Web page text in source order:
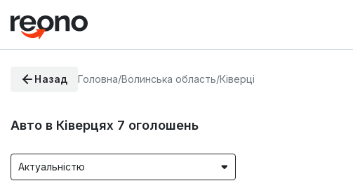
Назад Головна/Волинська область/Ківерці
Авто в Ківерцях 7 оголошень
Актуальністю